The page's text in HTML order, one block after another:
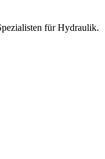
für Hydraulik.